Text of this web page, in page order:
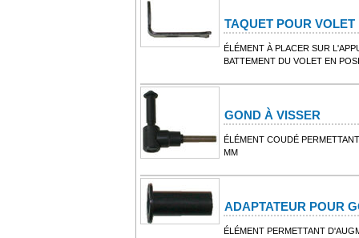
TAQUET POUR VOLET
ÉLÉMENT À PLACER SUR
BATTEMENT DU VOLET EN
GOND À VISSER
ÉLÉMENT COUDÉ
MM
ADAPTATEUR POUR
ÉLÉMENT PERMETTANT